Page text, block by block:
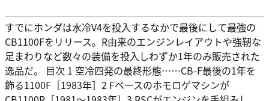
すでにホンダは水冷V4を投入するなかで最後にして最強の
CB1100Fをリリース。R由来のエンジンレイアウトや強靭な
足まわりなど数々の装備を投入しわずか1年のみ販売された
逸品だ。 目次 1 空冷四発の最終形態……CB-F最後の1年を
飾る1100F［1983年］2 Fベースのホモロゲマシンが